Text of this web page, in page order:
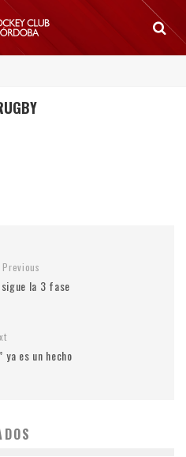
Previous
sigue la 3 fase
ya es un hecho